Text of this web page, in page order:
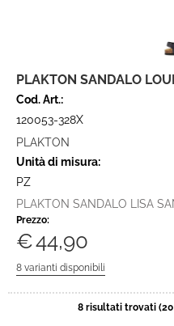
PLAKTON SANDALO
Cod. Art.:
120053-328X
PLAKTON
Unità di misura:
PZ
PLAKTON SANDALO LISA
Prezzo:
€44,90
8 risultati trovati